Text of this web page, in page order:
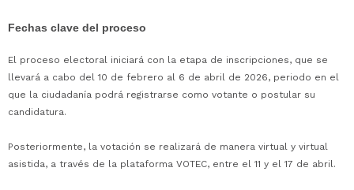
Fechas clave del proceso
El proceso electoral iniciará con la etapa de inscripciones, que se
llevará a cabo del 10 de febrero al 6 de abril de 2026, periodo en el
que la ciudadanía podrá registrarse como votante o postular su
candidatura.
Posteriormente, la votación se realizará de manera virtual y virtual
asistida, a través de la plataforma VOTEC, entre el 11 y el 17 de abril.